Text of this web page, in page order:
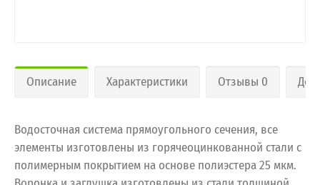
Описание Характеристики Отзывы 0
Водосточная система прямоугольного сечения, все
элементы изготовлены из горячеоцинкованной стали с
полимерным покрытием на основе полиэстера 25 мкм.